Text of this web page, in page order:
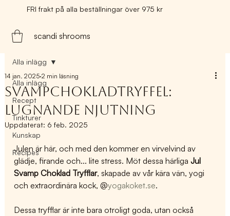
FRI frakt på alla beställningar över 975 kr
scandi shrooms
Alla inlägg
Recept
Tinkturer
Kunskap
Recipes
Alla inlägg
Svampchokladtryffel:
Lugnande njutning
14 jan. 2025 2 min läsning
Uppdaterat: 6 feb. 2025
Julen är här, och med den kommer en virvelvind av
glädje, firande och... lite stress. Möt dessa härliga Jul
Svamp Choklad Tryfflar, skapade av vår kära vän, yogi
och extraordinära kock, @yogakoket.se.
Dessa tryfflar är inte bara otroligt goda, utan också